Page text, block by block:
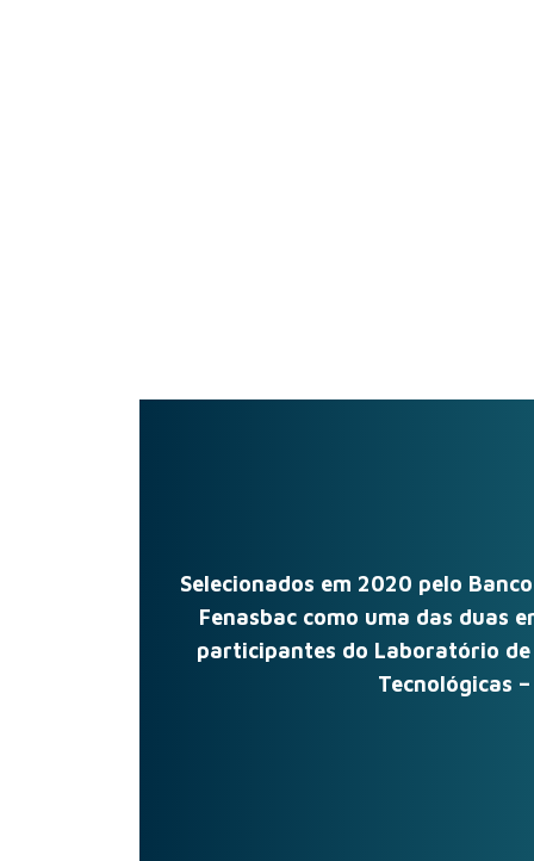
Selecionados em 2020 pelo
Fenasbac como uma das duas
participantes do Laboratório de
Tecnológicas –